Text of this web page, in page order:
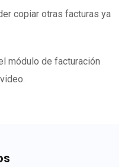
copiar otras facturas ya
módulo de facturación